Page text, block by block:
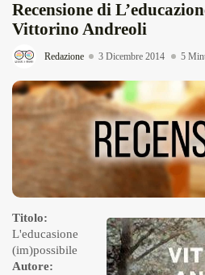
Recensione di
Vittorino Andreoli
Redazione 3 Dicembre 2014 5
Titolo:
L'educasione
(im)possibile
Autore: